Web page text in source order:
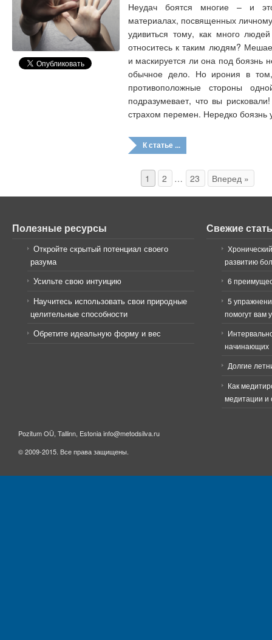
Неудач боятся многие – и
материалах, посвященных
удивиться тому, как много
относитесь к таким людям?
и маскируется ли она под боязнь
обычное дело. Но ирония в
противоположные стороны
подразумевает, что вы
страхом перемен. Нередко
К статье ...
1 2 … 23 Вперед »
Полезные ресурсы
Откройте скрытый потенциал своего
разума
Усильте свою интуицию
Научитесь использовать свои природные
целительные способности
Обретите идеальную форму и вес
Свежие
развитию
6
5
помогут вам
начинающих
Долгие
Как
медитации и
Pozitum OÜ, Tallinn, Estonia info@metodsilva.ru
© 2009-2015. Все права защищены.